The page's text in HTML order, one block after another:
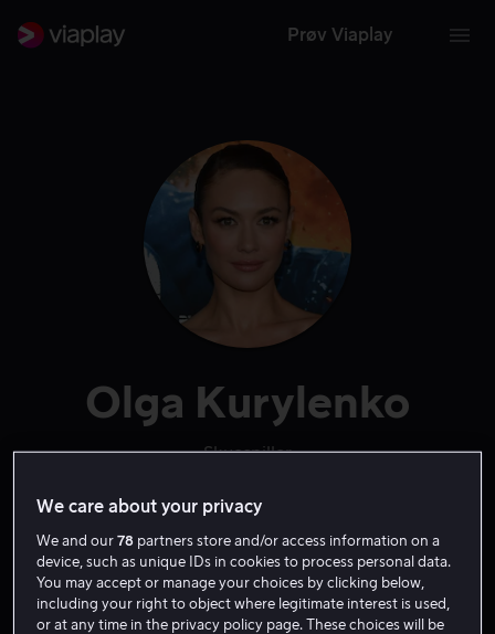
Prøv Viaplay
Olga Kurylenko
Skuespiller
We care about your privacy
We and our78 partners store and/or access information on a
device, such as unique IDs in cookies to process personal data.
You may accept or manage your choices by clicking below,
including your right to object where legitimate interest is used,
or at any time in the privacy policy page. These choices will be